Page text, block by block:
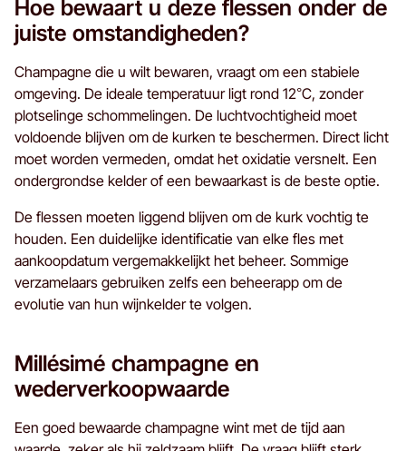
Hoe bewaart u deze flessen onder de
juiste omstandigheden?
Champagne die u wilt bewaren, vraagt om een stabiele
omgeving. De ideale temperatuur ligt rond 12°C, zonder
plotselinge schommelingen. De luchtvochtigheid moet
voldoende blijven om de kurken te beschermen. Direct licht
moet worden vermeden, omdat het oxidatie versnelt. Een
ondergrondse kelder of een bewaarkast is de beste optie.
De flessen moeten liggend blijven om de kurk vochtig te
houden. Een duidelijke identificatie van elke fles met
aankoopdatum vergemakkelijkt het beheer. Sommige
verzamelaars gebruiken zelfs een beheerapp om de
evolutie van hun wijnkelder te volgen.
Millésimé champagne en
wederverkoopwaarde
Een goed bewaarde champagne wint met de tijd aan